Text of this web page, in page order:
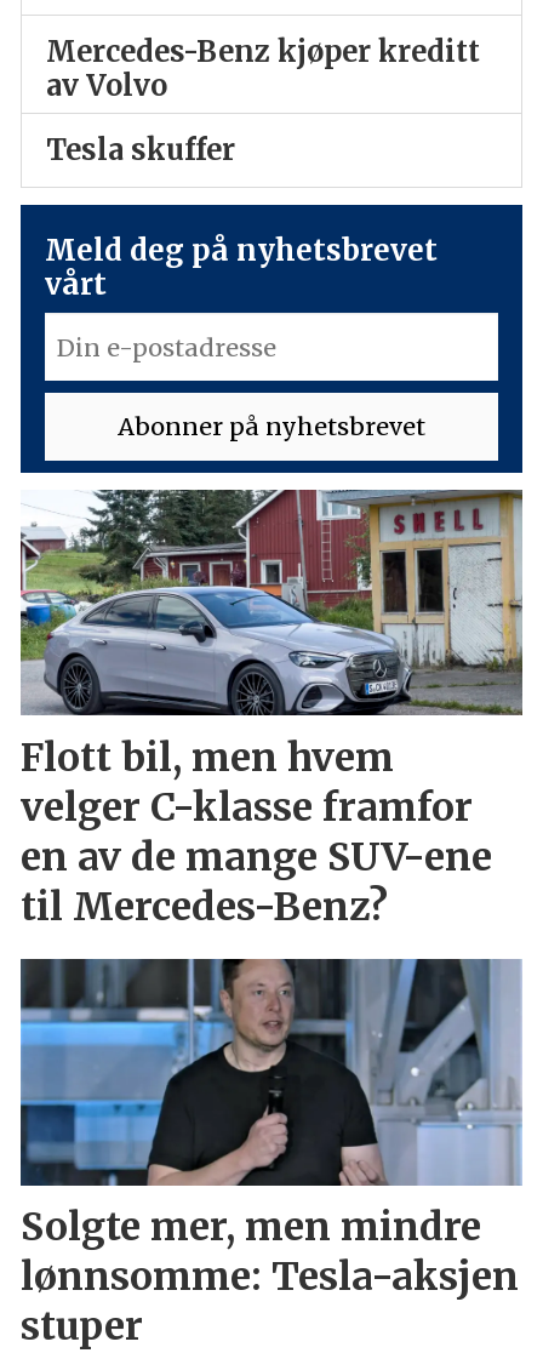
Mercedes-Benz kjøper kreditt
av Volvo
Tesla skuffer
Meld deg på nyhetsbrevet
vårt
Flott bil, men hvem
velger C-klasse framfor
en av de mange SUV-ene
til Mercedes-Benz?
Solgte mer, men mindre
lønnsomme: Tesla-aksjen
stuper